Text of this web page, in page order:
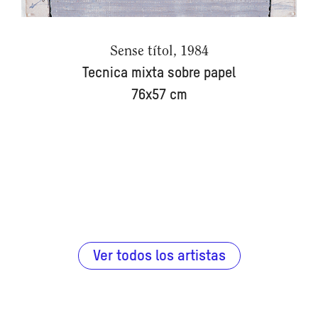
Sense títol, 1984
Tecnica mixta sobre papel
76x57 cm
Ver todos los artistas